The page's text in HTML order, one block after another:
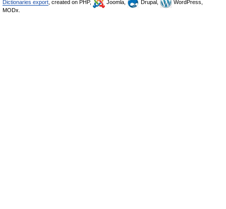
Dictionaries export , created on PHP, Joomla, Drupal,
WordPress,
MODx.